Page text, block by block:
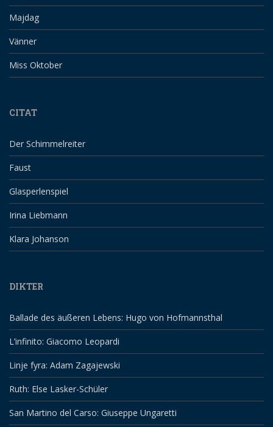
Majdag
Vänner
Miss Oktober
CITAT
Der Schimmelreiter
Faust
Glasperlenspiel
Irina Liebmann
Klara Johanson
DIKTER
Ballade des äußeren Lebens: Hugo von Hofmannsthal
L’infinito: Giacomo Leopardi
Linje fyra: Adam Zagajewski
Ruth: Else Lasker-Schüler
San Martino del Carso: Giuseppe Ungaretti